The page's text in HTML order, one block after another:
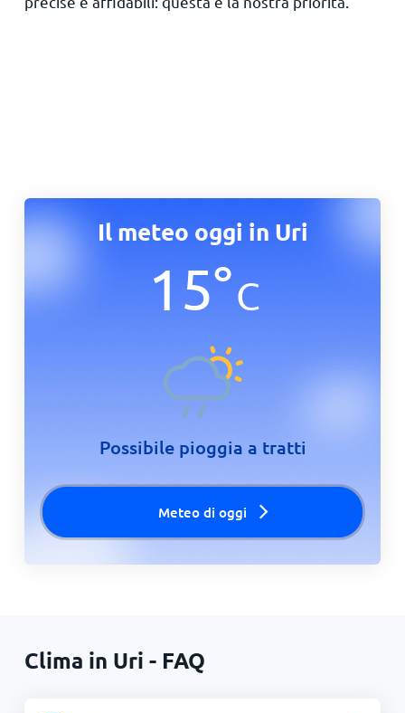
Il meteo oggi in Uri
15°C
Possibile pioggia a tratti
Meteo di oggi
Clima in Uri - FAQ